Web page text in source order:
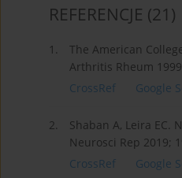
REFERENCJE (21)
1.
The American
Arthritis Rheum
CrossRef
Google
2.
Shaban A, Leira
Neurosci Rep 2019;
CrossRef
Google